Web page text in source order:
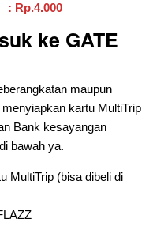
: Rp.4.000
ke GATE
maupun
kartu MultiTrip
Bank kesayangan
bawah ya.
MultiTrip (bisa dibeli di